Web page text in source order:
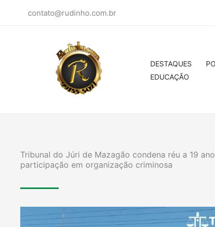
contato@rudinho.com.br
DESTAQUES
EDUCAÇÃO
Tribunal do Júri de Mazagão condena réu a 19
participação em organização criminosa